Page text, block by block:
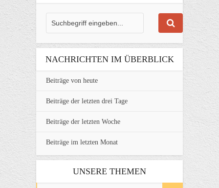
NACHRICHTEN IM ÜBERBLICK
Beiträge von heute
Beiträge der letzten drei Tage
Beiträge der letzten Woche
Beiträge im letzten Monat
UNSERE THEMEN